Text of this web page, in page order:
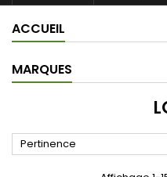
ACCUEIL
MARQUES
Pertinence